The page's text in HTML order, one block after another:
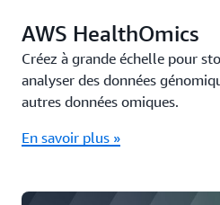
AWS HealthOmics
Créez à grande échelle pour
analyser des données
autres données omiques.
En savoir plus »